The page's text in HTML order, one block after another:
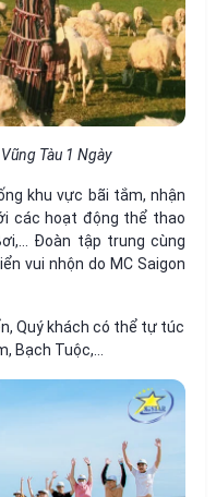
Tàu 1 Ngày
khu vực bãi tắm, nhận
các hoạt động thể thao
Đoàn tập trung cùng
vui nhộn do MC Saigon
Quý khách có thể tự túc
Bạch Tuộc,…